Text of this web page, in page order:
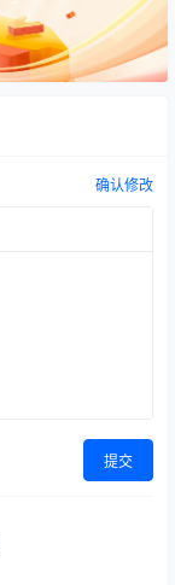
确认修改
提交